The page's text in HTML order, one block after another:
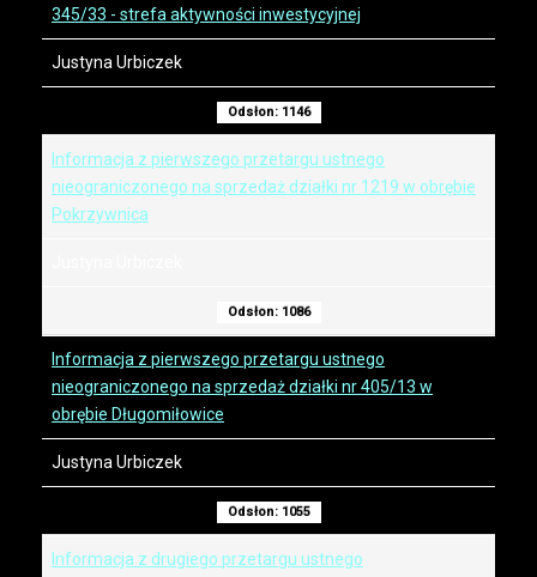
345/33 - strefa aktywności inwestycyjnej
Justyna Urbiczek
Odsłon: 1146
Informacja z pierwszego przetargu ustnego
nieograniczonego na sprzedaż działki nr 1219 w obrębie
Pokrzywnica
Odsłon: 1086
Informacja z pierwszego przetargu ustnego
nieograniczonego na sprzedaż działki nr 405/13 w
obrębie Długomiłowice
Justyna Urbiczek
Odsłon: 1055
Informacja z drugiego przetargu ustnego